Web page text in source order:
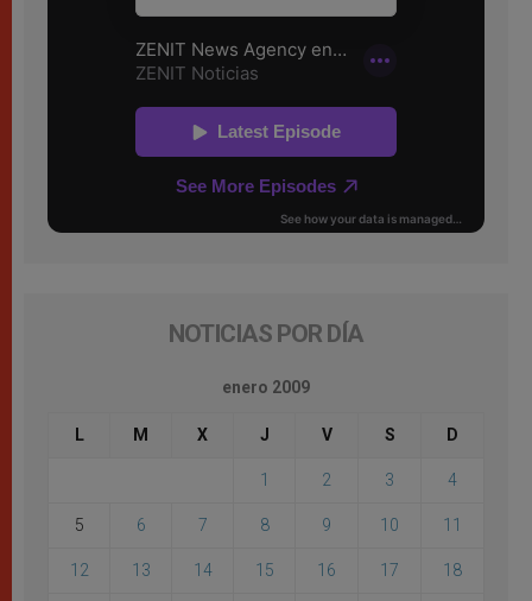
NOTICIAS POR DÍA
enero 2009
L M X J V S D
1 2 3 4
5 6 7 8 9 10 11
12 13 14 15 16 17 18